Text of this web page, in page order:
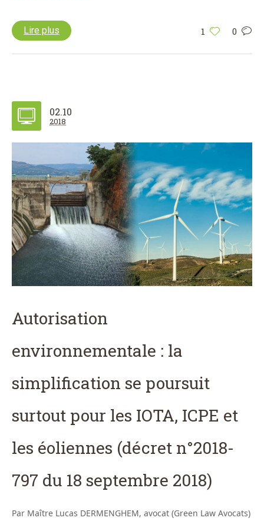
1 0
Lire plus
02.10
2018
Autorisation
environnementale : la
simplification se poursuit
surtout pour les IOTA, ICPE et
les éoliennes (décret n°2018-
797 du 18 septembre 2018)
Par Maître Lucas DERMENGHEM, avocat (Green Law Avocats)